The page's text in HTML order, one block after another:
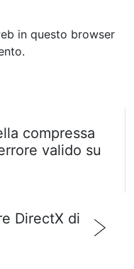
in questo browser
compressa
valido su
DirectX di